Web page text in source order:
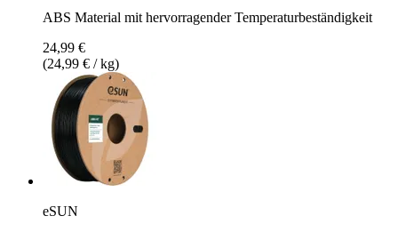
ABS Material mit hervorragender Temperaturbeständigkeit
24,99 €
(24,99 € / kg)
eSUN